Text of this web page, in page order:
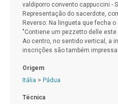
valdiporro convento cappuccini -
Representação do sacerdote,
Reverso: Na lingueta que fecha
"Contiene um pezzetto delle este
Ao centro, no sentido vertical, a
inscrições são também
Origem
Itália > Pádua
Técnica